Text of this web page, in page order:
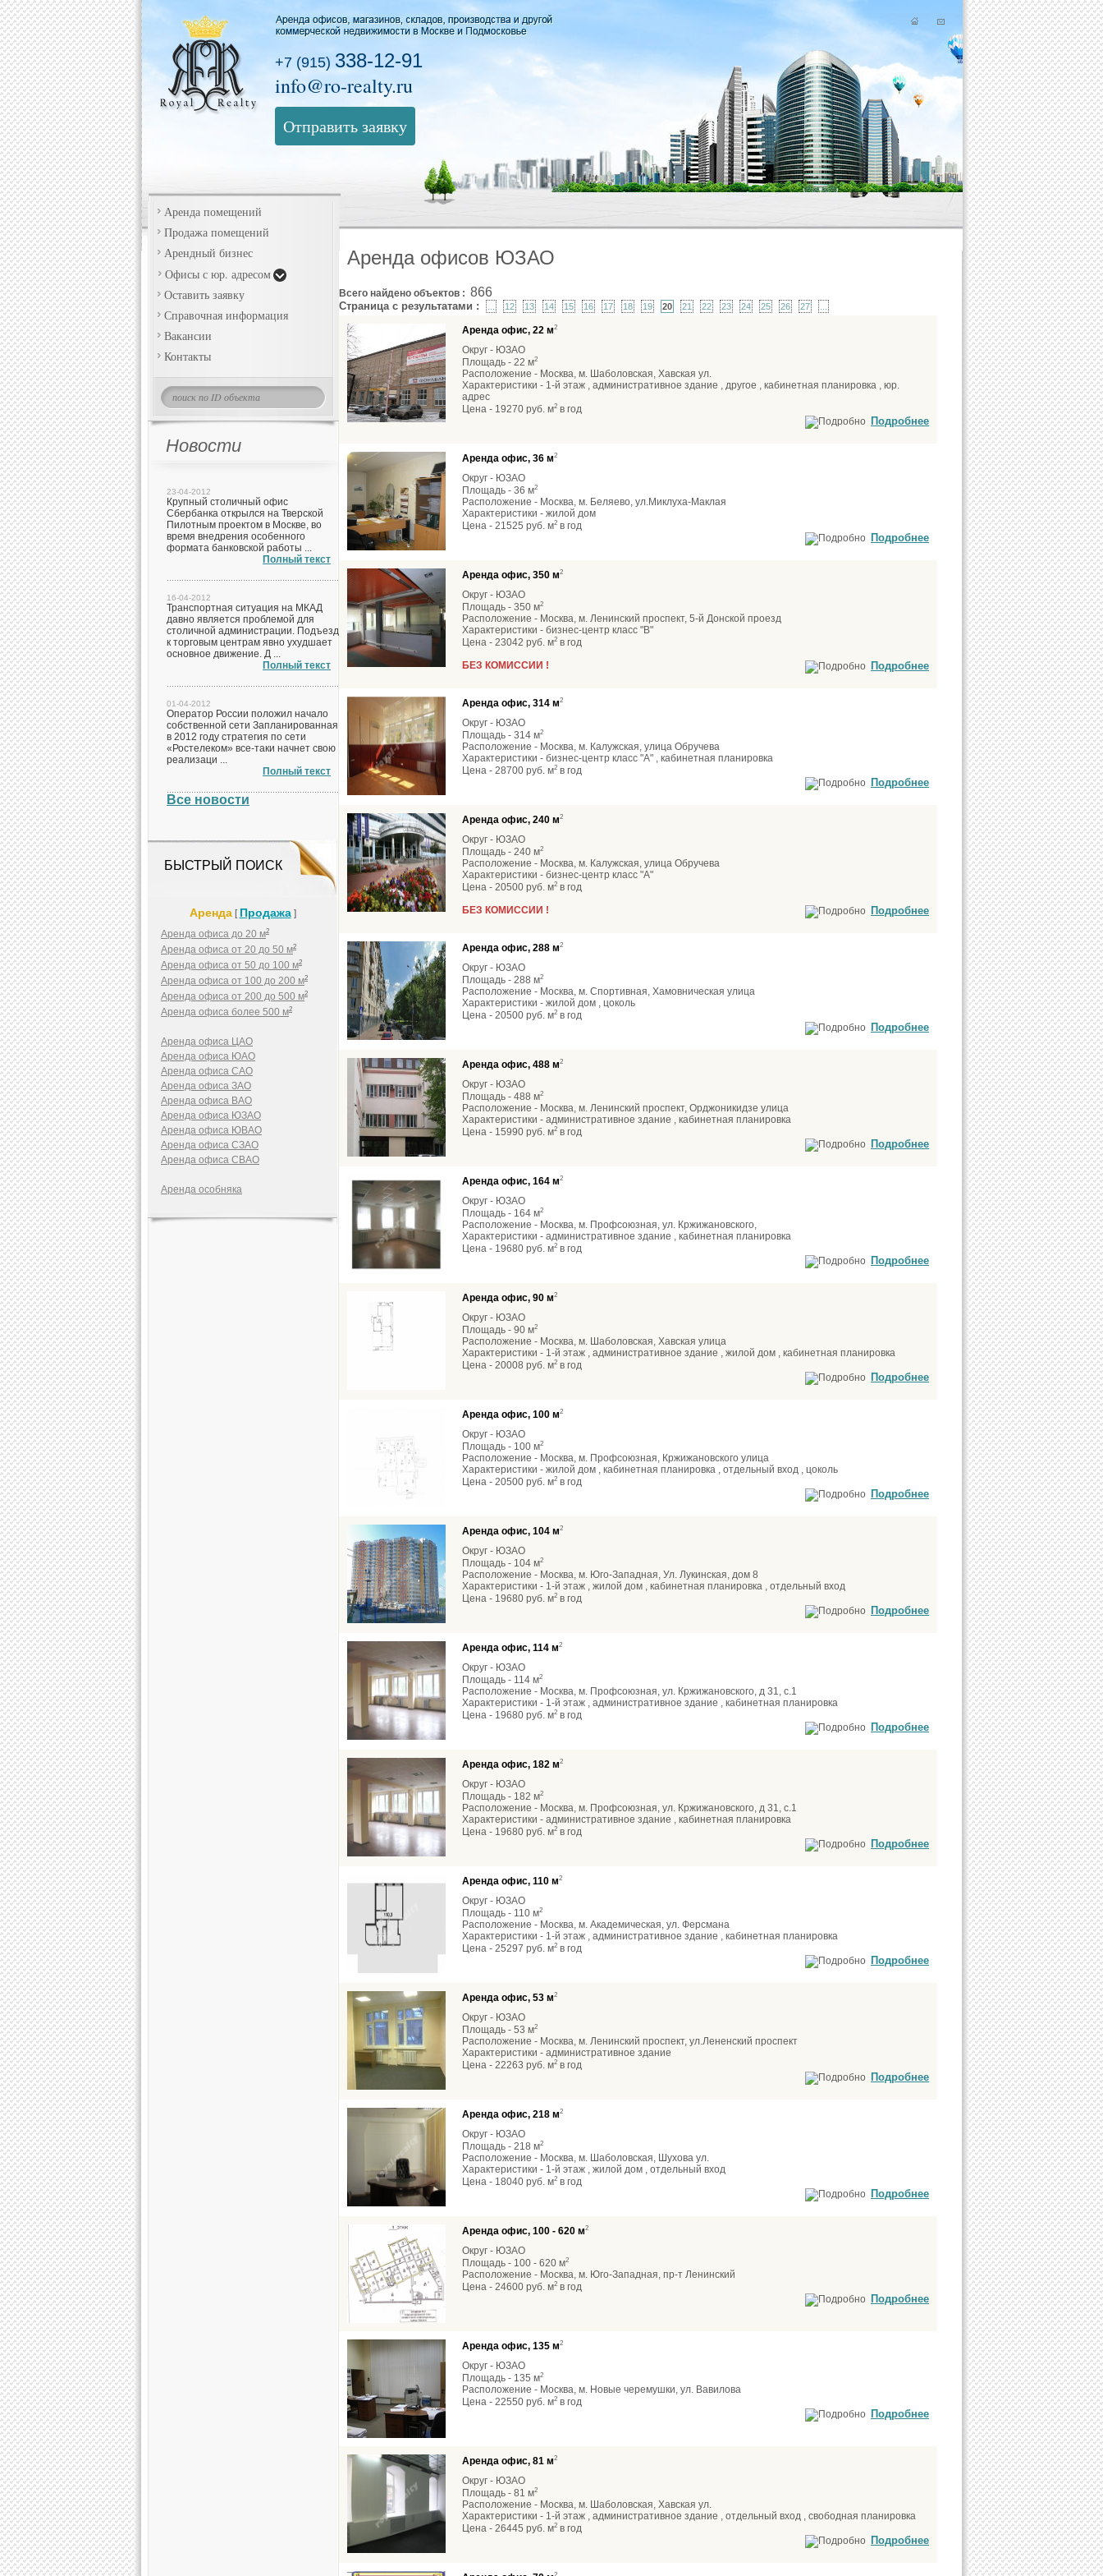
+7 (915) 338-12-91
info@ro-realty.ru
Отправить заявку
Аренда помещений
Продажа помещений
Арендный бизнес
Офисы с юр. адресом
Оставить заявку
Справочная информация
Вакансии
Контакты
Новости
23-04-2012
Крупный столичный офис
Сбербанка открылся на Тверской
Пилотным проектом в Москве, во
время внедрения особенного
формата банковской работы ...
Полный текст
16-04-2012
Транспортная ситуация на МКАД
давно является проблемой для
столичной администрации. Подъезд
к торговым центрам явно ухудшает
основное движение. Д ...
Полный текст
01-04-2012
Оператор России положил начало
собственной сети Запланированная
в 2012 году стратегия по сети
«Ростелеком» все-таки начнет свою
реализаци ...
Полный текст
Все новости
БЫСТРЫЙ ПОИСК
Аренда[ Продажа]
Аренда офиса до 20 м2
Аренда офиса от 20 до 50 м2
Аренда офиса от 50 до 100 м2
Аренда офиса от 100 до 200 м2
Аренда офиса от 200 до 500 м2
Аренда офиса более 500 м2
Аренда офиса ЦАО
Аренда офиса ЮАО
Аренда офиса САО
Аренда офиса ЗАО
Аренда офиса ВАО
Аренда офиса ЮЗАО
Аренда офиса ЮВАО
Аренда офиса СЗАО
Аренда офиса СВАО
Аренда особняка
Аренда офисов ЮЗАО
Всего найдено объектов : 866
Страница с результатами : 12 13 14 15 16 17 18 19 20 21 22 23 24 25 26 27
Аренда офис, 22 м2
Округ - ЮЗАО
Площадь - 22 м2
Расположение - Москва, м. Шаболовская, Хавская ул.
Характеристики - 1-й этаж , административное здание , другое , кабинетная планировка , юр.
адрес
Цена - 19270 руб. м2 в год
Подробнее
Аренда офис, 36 м2
Округ - ЮЗАО
Площадь - 36 м2
Расположение - Москва, м. Беляево, ул.Миклуха-Маклая
Характеристики - жилой дом
Цена - 21525 руб. м2 в год
Подробнее
Аренда офис, 350 м2
Округ - ЮЗАО
Площадь - 350 м2
Расположение - Москва, м. Ленинский проспект, 5-й Донской проезд
Характеристики - бизнес-центр класс "В"
Цена - 23042 руб. м2 в год
БЕЗ КОМИССИИ !
Подробнее
Аренда офис, 314 м2
Округ - ЮЗАО
Площадь - 314 м2
Расположение - Москва, м. Калужская, улица Обручева
Характеристики - бизнес-центр класс "А" , кабинетная планировка
Цена - 28700 руб. м2 в год
Подробнее
Аренда офис, 240 м2
Округ - ЮЗАО
Площадь - 240 м2
Расположение - Москва, м. Калужская, улица Обручева
Характеристики - бизнес-центр класс "А"
Цена - 20500 руб. м2 в год
БЕЗ КОМИССИИ !
Подробнее
Аренда офис, 288 м2
Округ - ЮЗАО
Площадь - 288 м2
Расположение - Москва, м. Спортивная, Хамовническая улица
Характеристики - жилой дом , цоколь
Цена - 20500 руб. м2 в год
Подробнее
Аренда офис, 488 м2
Округ - ЮЗАО
Площадь - 488 м2
Расположение - Москва, м. Ленинский проспект, Орджоникидзе улица
Характеристики - административное здание , кабинетная планировка
Цена - 15990 руб. м2 в год
Подробнее
Аренда офис, 164 м2
Округ - ЮЗАО
Площадь - 164 м2
Расположение - Москва, м. Профсоюзная, ул. Кржижановского,
Характеристики - административное здание , кабинетная планировка
Цена - 19680 руб. м2 в год
Подробнее
Аренда офис, 90 м2
Округ - ЮЗАО
Площадь - 90 м2
Расположение - Москва, м. Шаболовская, Хавская улица
Характеристики - 1-й этаж , административное здание , жилой дом , кабинетная планировка
Цена - 20008 руб. м2 в год
Подробнее
Аренда офис, 100 м2
Округ - ЮЗАО
Площадь - 100 м2
Расположение - Москва, м. Профсоюзная, Кржижановского улица
Характеристики - жилой дом , кабинетная планировка , отдельный вход , цоколь
Цена - 20500 руб. м2 в год
Подробнее
Аренда офис, 104 м2
Округ - ЮЗАО
Площадь - 104 м2
Расположение - Москва, м. Юго-Западная, Ул. Лукинская, дом 8
Характеристики - 1-й этаж , жилой дом , кабинетная планировка , отдельный вход
Цена - 19680 руб. м2 в год
Подробнее
Аренда офис, 114 м2
Округ - ЮЗАО
Площадь - 114 м2
Расположение - Москва, м. Профсоюзная, ул. Кржижановского, д 31, с.1
Характеристики - 1-й этаж , административное здание , кабинетная планировка
Цена - 19680 руб. м2 в год
Подробнее
Аренда офис, 182 м2
Округ - ЮЗАО
Площадь - 182 м2
Расположение - Москва, м. Профсоюзная, ул. Кржижановского, д 31, с.1
Характеристики - административное здание , кабинетная планировка
Цена - 19680 руб. м2 в год
Подробнее
Аренда офис, 110 м2
Округ - ЮЗАО
Площадь - 110 м2
Расположение - Москва, м. Академическая, ул. Ферсмана
Характеристики - 1-й этаж , административное здание , кабинетная планировка
Цена - 25297 руб. м2 в год
Подробнее
Аренда офис, 53 м2
Округ - ЮЗАО
Площадь - 53 м2
Расположение - Москва, м. Ленинский проспект, ул.Лененский проспект
Характеристики - административное здание
Цена - 22263 руб. м2 в год
Подробнее
Аренда офис, 218 м2
Округ - ЮЗАО
Площадь - 218 м2
Расположение - Москва, м. Шаболовская, Шухова ул.
Характеристики - 1-й этаж , жилой дом , отдельный вход
Цена - 18040 руб. м2 в год
Подробнее
Аренда офис, 100 - 620 м2
Округ - ЮЗАО
Площадь - 100 - 620 м2
Расположение - Москва, м. Юго-Западная, пр-т Ленинский
Цена - 24600 руб. м2 в год
Подробнее
Аренда офис, 135 м2
Округ - ЮЗАО
Площадь - 135 м2
Расположение - Москва, м. Новые черемушки, ул. Вавилова
Цена - 22550 руб. м2 в год
Подробнее
Аренда офис, 81 м2
Округ - ЮЗАО
Площадь - 81 м2
Расположение - Москва, м. Шаболовская, Хавская ул.
Характеристики - 1-й этаж , административное здание , отдельный вход , свободная планировка
Цена - 26445 руб. м2 в год
Подробнее